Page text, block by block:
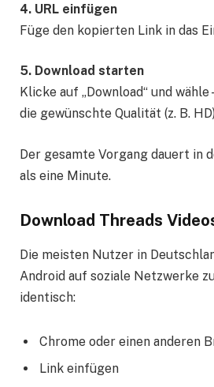
4. URL einfügen
Füge den kopierten Link in das
5. Download starten
Klicke auf „Download“ und
die gewünschte Qualität (z. B.
Der gesamte Vorgang dauert in
als eine Minute.
Download Threads
Die meisten Nutzer in
Android auf soziale Netzwerke
identisch:
Chrome oder einen anderen
Link einfügen